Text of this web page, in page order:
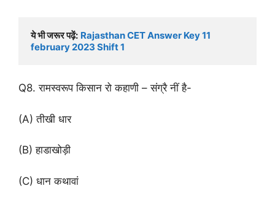
ये भी जरूर पढ़ें: Rajasthan CET Answer Key 11
february 2023 Shift 1
Q8. रामस्वरूप किसान रो कहाणी – संग्रै नीं है-
(A) तीखी धार
(B) हाडाखोड़ी
(C) धान कथावां